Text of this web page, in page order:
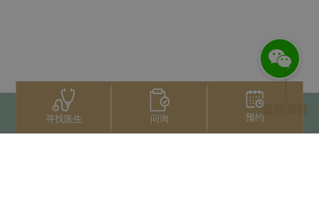
寻找医生 问询 预约
返回顶部